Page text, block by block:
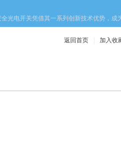
电开关凭借其一系列创新技术优势，成
返回首页 加入收